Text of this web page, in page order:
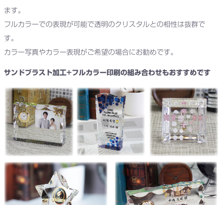
ます。
フルカラーでの表現が可能で透明のクリスタルとの相性は抜群で
す。
カラー写真やカラー表現がご希望の場合にお勧めです。
サンドブラスト加工+フルカラー印刷の組み合わせもおすすめです